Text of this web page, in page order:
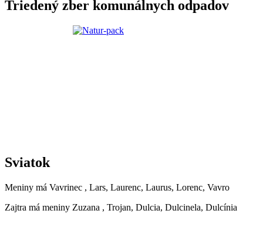
Triedený zber komunálnych odpadov
Sviatok
Meniny má Vavrinec , Lars, Laurenc, Laurus, Lorenc, Vavro
Zajtra má meniny Zuzana , Trojan, Dulcia, Dulcinela, Dulcínia